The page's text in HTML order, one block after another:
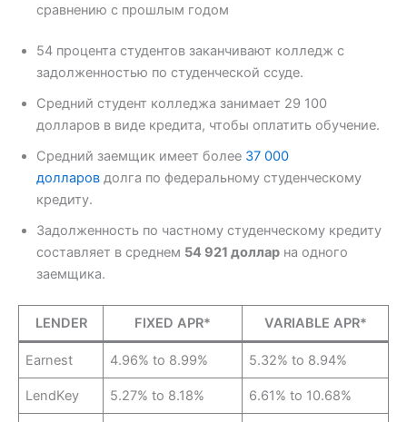
сравнению с прошлым годом
54 процента студентов заканчивают колледж с
задолженностью по студенческой ссуде.
Средний студент колледжа занимает 29 100
долларов в виде кредита, чтобы оплатить обучение.
Средний заемщик имеет более 37 000
долларов долга по федеральному студенческому
кредиту.
Задолженность по частному студенческому кредиту
составляет в среднем 54 921 доллар на одного
заемщика.
LENDER FIXED APR* VARIABLE APR*
Earnest 4.96% to 8.99% 5.32% to 8.94%
LendKey 5.27% to 8.18% 6.61% to 10.68%